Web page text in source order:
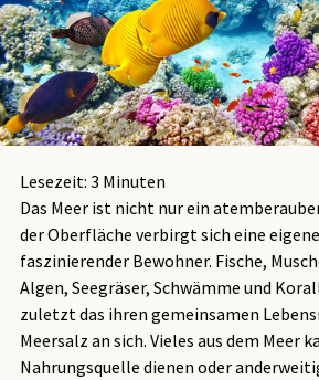
Lesezeit: 3 Minuten
Das Meer ist nicht nur ein atemberaubender Anblick, unter
der Oberfläche verbirgt sich eine
faszinierender Bewohner. Fische,
Algen, Seegräser, Schwämme und
zuletzt das ihren gemeinsamen
Meersalz an sich. Vieles aus dem Meer
Nahrungsquelle dienen oder